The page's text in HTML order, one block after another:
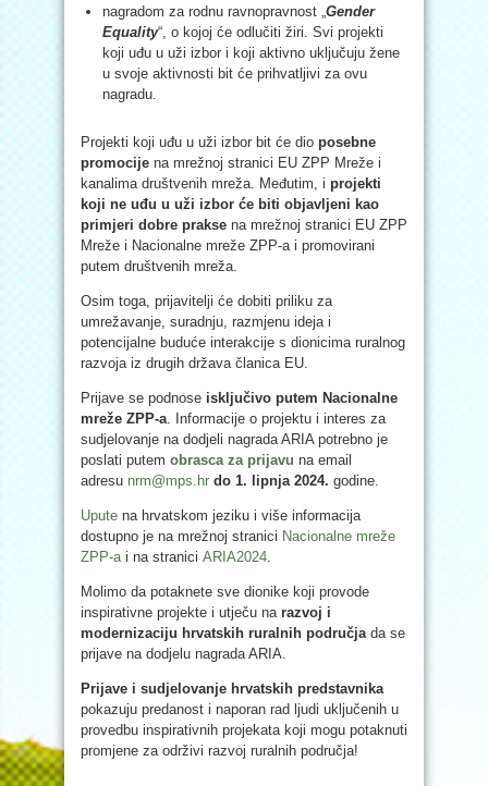
nagradom za rodnu ravnopravnost „Gender
Equality“, o kojoj će odlučiti žiri. Svi projekti
koji uđu u uži izbor i koji aktivno uključuju žene
u svoje aktivnosti bit će prihvatljivi za ovu
nagradu.
Projekti koji uđu u uži izbor bit će dio posebne
promocije na mrežnoj stranici EU ZPP Mreže i
kanalima društvenih mreža. Međutim, i projekti
koji ne uđu u uži izbor će biti objavljeni kao
primjeri dobre prakse na mrežnoj stranici EU ZPP
Mreže i Nacionalne mreže ZPP-a i promovirani
putem društvenih mreža.
Osim toga, prijavitelji će dobiti priliku za
umrežavanje, suradnju, razmjenu ideja i
potencijalne buduće interakcije s dionicima ruralnog
razvoja iz drugih država članica EU.
Prijave se podnose isključivo putem Nacionalne
mreže ZPP-a. Informacije o projektu i interes za
sudjelovanje na dodjeli nagrada ARIA potrebno je
poslati putem obrasca za prijavu na email
adresu nrm@mps.hr do 1. lipnja 2024. godine.
Upute na hrvatskom jeziku i više informacija
dostupno je na mrežnoj stranici Nacionalne mreže
ZPP-ai na stranici ARIA2024.
Molimo da potaknete sve dionike koji provode
inspirativne projekte i utječu na razvoj i
modernizaciju hrvatskih ruralnih područjada se
prijave na dodjelu nagrada ARIA.
Prijave i sudjelovanje hrvatskih predstavnika
pokazuju predanost i naporan rad ljudi uključenih u
provedbu inspirativnih projekata koji mogu potaknuti
promjene za održivi razvoj ruralnih područja!